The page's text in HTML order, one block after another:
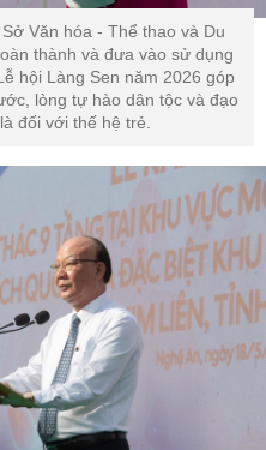
Văn hóa - Thể thao và Du
thành và đưa vào sử dụng
hội Làng Sen năm 2026 góp
lòng tự hào dân tộc và đạo
đối với thế hệ trẻ.